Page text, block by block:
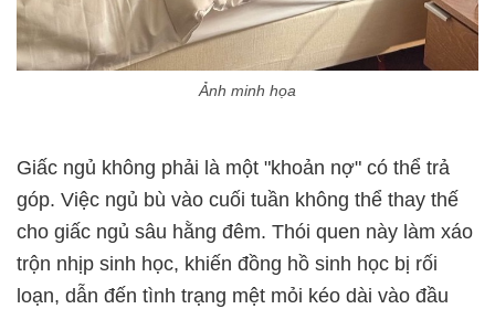
Ảnh minh họa
Giấc ngủ không phải là một "khoản nợ" có thể trả
góp. Việc ngủ bù vào cuối tuần không thể thay thế
cho giấc ngủ sâu hằng đêm. Thói quen này làm xáo
trộn nhịp sinh học, khiến đồng hồ sinh học bị rối
loạn, dẫn đến tình trạng mệt mỏi kéo dài vào đầu